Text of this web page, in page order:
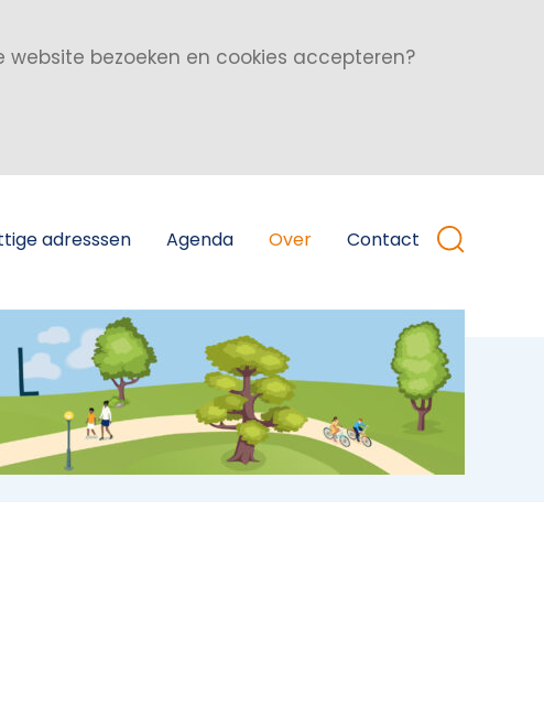
bezoeken en cookies accepteren?
adresssen Agenda Over Contact